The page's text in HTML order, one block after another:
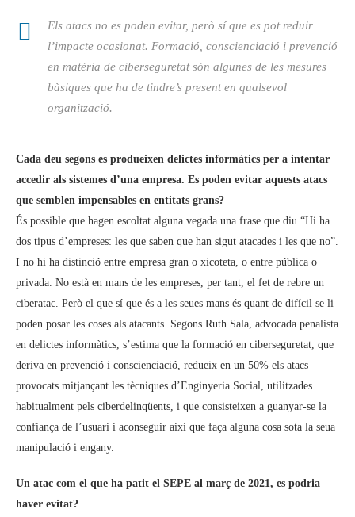
Els atacs no es poden evitar, però sí que es pot reduir
l’impacte ocasionat. Formació, conscienciació i prevenció
en matèria de ciberseguretat són algunes de les mesures
bàsiques que ha de tindre’s present en qualsevol
organització.
Cada deu segons es produeixen delictes informàtics per a intentar
accedir als sistemes d’una empresa. Es poden evitar aquests atacs
que semblen impensables en entitats grans?
És possible que hagen escoltat alguna vegada una frase que diu “Hi ha
dos tipus d’empreses: les que saben que han sigut atacades i les que no”.
I no hi ha distinció entre empresa gran o xicoteta, o entre pública o
privada. No està en mans de les empreses, per tant, el fet de rebre un
ciberatac. Però el que sí que és a les seues mans és quant de difícil se li
poden posar les coses als atacants. Segons Ruth Sala, advocada penalista
en delictes informàtics, s’estima que la formació en ciberseguretat, que
deriva en prevenció i conscienciació, redueix en un 50% els atacs
provocats mitjançant les tècniques d’Enginyeria Social, utilitzades
habitualment pels ciberdelinqüents, i que consisteixen a guanyar-se la
confiança de l’usuari i aconseguir així que faça alguna cosa sota la seua
manipulació i engany.
Un atac com el que ha patit el SEPE al març de 2021, es podria
haver evitat?